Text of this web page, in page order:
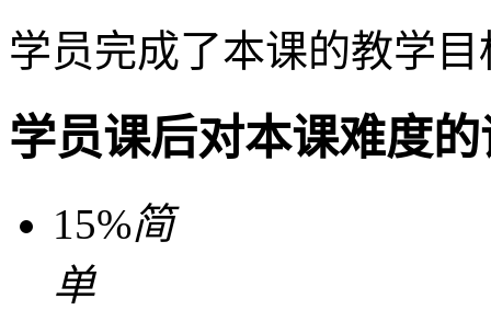
学员完成了本课的教学目
学员课后对本课难度
15%简
单